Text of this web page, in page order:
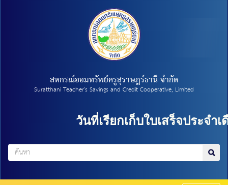
สหกรณ์ออมทรัพย์ครูสุราษฎร์ธานี จำกัด
Suratthani Teacher's Savings and Credit Cooperative, Limited
วันที่เรียกเก็บใบเสร็จประจำเดือ